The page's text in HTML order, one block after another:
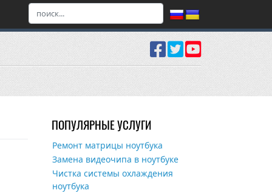
ПОПУЛЯРНЫЕ УСЛУГИ
Ремонт матрицы ноутбука
Замена видеочипа в ноутбуке
Чистка системы охлаждения
ноутбука